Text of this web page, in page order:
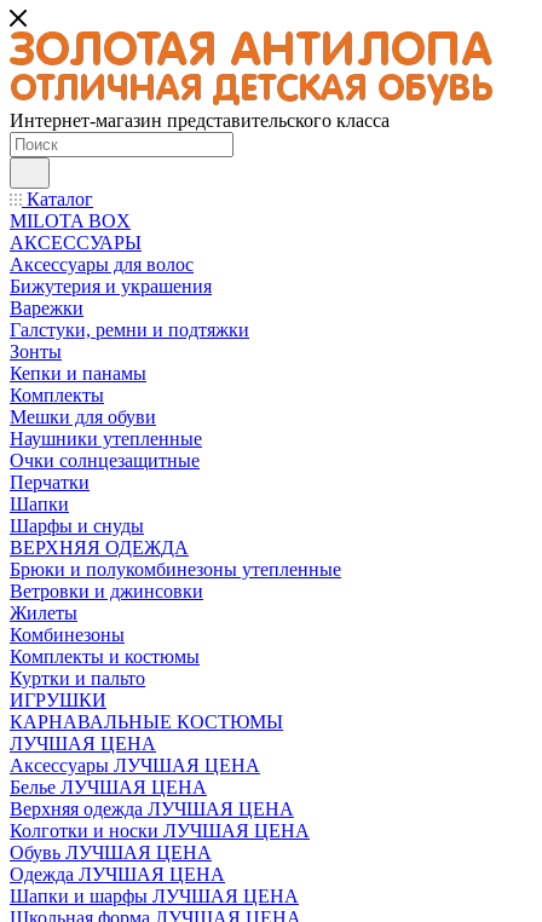
Интернет-магазин представительского класса
Каталог
MILOTA BOX
АКСЕССУАРЫ
Аксессуары для волос
Бижутерия и украшения
Варежки
Галстуки, ремни и подтяжки
Зонты
Кепки и панамы
Комплекты
Мешки для обуви
Наушники утепленные
Очки солнцезащитные
Перчатки
Шапки
Шарфы и снуды
ВЕРХНЯЯ ОДЕЖДА
Брюки и полукомбинезоны утепленные
Ветровки и джинсовки
Жилеты
Комбинезоны
Комплекты и костюмы
Куртки и пальто
ИГРУШКИ
КАРНАВАЛЬНЫЕ КОСТЮМЫ
ЛУЧШАЯ ЦЕНА
Аксессуары ЛУЧШАЯ ЦЕНА
Белье ЛУЧШАЯ ЦЕНА
Верхняя одежда ЛУЧШАЯ ЦЕНА
Колготки и носки ЛУЧШАЯ ЦЕНА
Обувь ЛУЧШАЯ ЦЕНА
Одежда ЛУЧШАЯ ЦЕНА
Шапки и шарфы ЛУЧШАЯ ЦЕНА
Школьная форма ЛУЧШАЯ ЦЕНА